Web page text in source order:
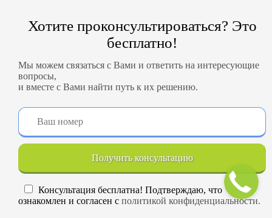
Хотите проконсультироваться? Это
бесплатно!
Мы можем связаться с Вами и ответить на интересующие
вопросы,
и вместе с Вами найти путь к их решению.
Получить консультацию
Консультация бесплатна! Подтверждаю, что
ознакомлен и согласен с политикой конфиденциальности.